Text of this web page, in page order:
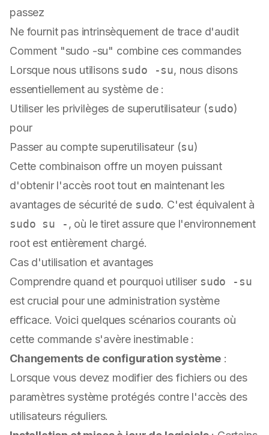
passez
Ne fournit pas intrinsèquement de trace d'audit
Comment "sudo -su" combine ces commandes
Lorsque nous utilisons sudo -su, nous disons
essentiellement au système de :
Utiliser les privilèges de superutilisateur (sudo)
pour
Passer au compte superutilisateur (su)
Cette combinaison offre un moyen puissant
d'obtenir l'accès root tout en maintenant les
avantages de sécurité de sudo. C'est équivalent à
sudo su -, où le tiret assure que l'environnement
root est entièrement chargé.
Cas d'utilisation et avantages
Comprendre quand et pourquoi utiliser sudo -su
est crucial pour une administration système
efficace. Voici quelques scénarios courants où
cette commande s'avère inestimable :
Changements de configuration système :
Lorsque vous devez modifier des fichiers ou des
paramètres système protégés contre l'accès des
utilisateurs réguliers.